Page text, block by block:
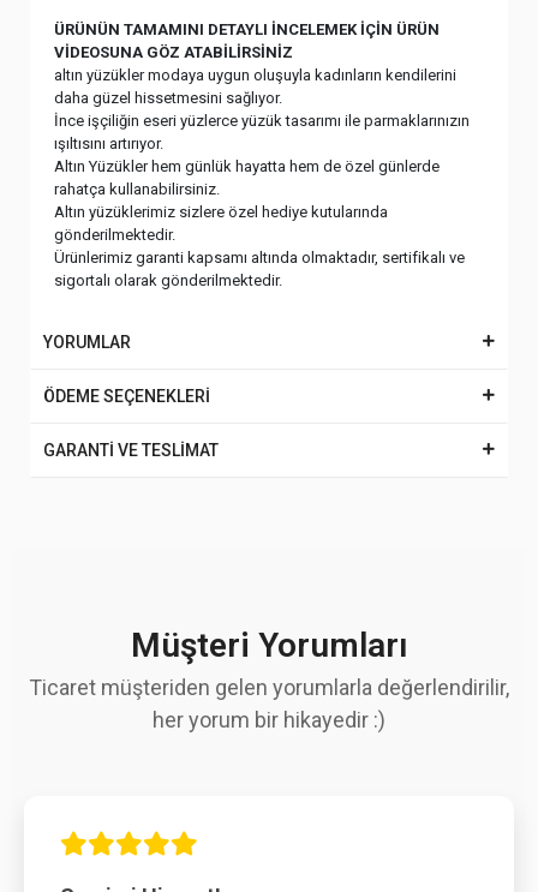
ÜRÜNÜN TAMAMINI DETAYLI İNCELEMEK İÇİN ÜRÜN
VİDEOSUNA GÖZ ATABİLİRSİNİZ
altın yüzükler modaya uygun oluşuyla kadınların kendilerini
daha güzel hissetmesini sağlıyor.
İnce işçiliğin eseri yüzlerce yüzük tasarımı ile parmaklarınızın
ışıltısını artırıyor.
Altın Yüzükler hem günlük hayatta hem de özel günlerde
rahatça kullanabilirsiniz.
Altın yüzüklerimiz sizlere özel hediye kutularında
gönderilmektedir.
Ürünlerimiz garanti kapsamı altında olmaktadır, sertifikalı ve
sigortalı olarak gönderilmektedir.
YORUMLAR
ÖDEME SEÇENEKLERİ
GARANTİ VE TESLİMAT
Müşteri Yorumları
Ticaret müşteriden gelen yorumlarla değerlendirilir,
her yorum bir hikayedir :)